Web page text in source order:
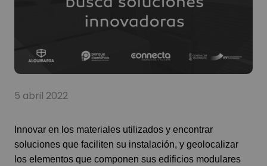
5 abril 2022
Innovar en los materiales utilizados y encontrar
soluciones que faciliten su instalación, y geolocalizar
los elementos que componen sus edificios modulares